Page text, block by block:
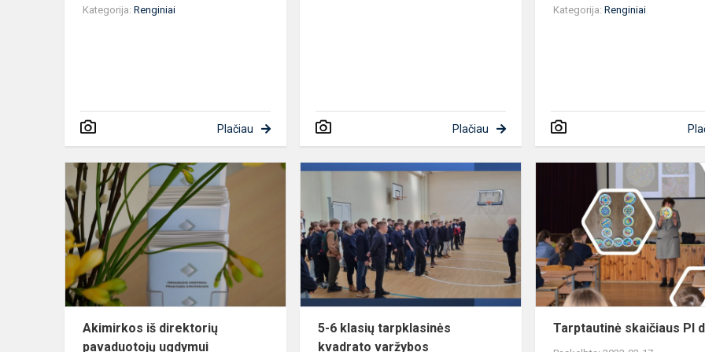
Kategorija: Renginiai
Plačiau Plačiau
Kategorija:Renginiai
Akimirkos
direktorių
pavaduotojų
ugdymui
konferencijos
Akimirkos iš direktorių
pavaduotojų ugdymui
5-
tarpklasinės
kvadrato
varžybos
5-6 klasių tarpklasinės
kvadrato varžybos
Tarptautinė skaičiaus PI